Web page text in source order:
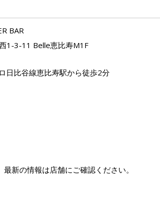
BAR
1-3-11 Belle恵比寿M1F
日比谷線恵比寿駅から徒歩2分
新の情報は店舗にご確認ください。